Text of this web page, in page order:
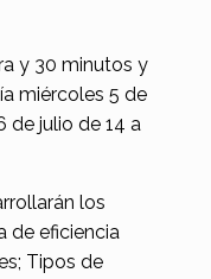
y 30 minutos y
miércoles 5 de
de julio de 14 a
los
de eficiencia
Tipos de